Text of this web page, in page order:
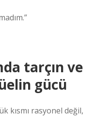
tarçın ve
gücü
kısmı rasyonel değil,